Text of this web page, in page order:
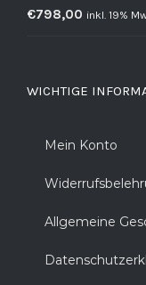
€798,00 inkl. 19%
WICHTIGE
Mein Konto
Allgemeine